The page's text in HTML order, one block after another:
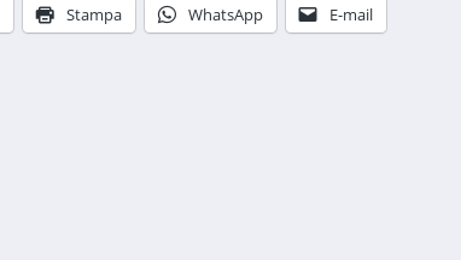
Stampa WhatsApp E-mail